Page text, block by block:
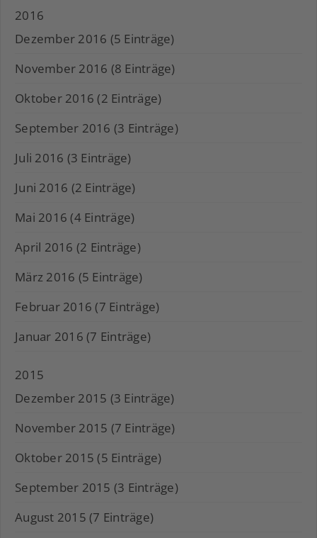
2016
Dezember 2016 (5 Einträge)
November 2016 (8 Einträge)
Oktober 2016 (2 Einträge)
September 2016 (3 Einträge)
Juli 2016 (3 Einträge)
Juni 2016 (2 Einträge)
Mai 2016 (4 Einträge)
April 2016 (2 Einträge)
März 2016 (5 Einträge)
Februar 2016 (7 Einträge)
Januar 2016 (7 Einträge)
2015
Dezember 2015 (3 Einträge)
November 2015 (7 Einträge)
Oktober 2015 (5 Einträge)
September 2015 (3 Einträge)
August 2015 (7 Einträge)